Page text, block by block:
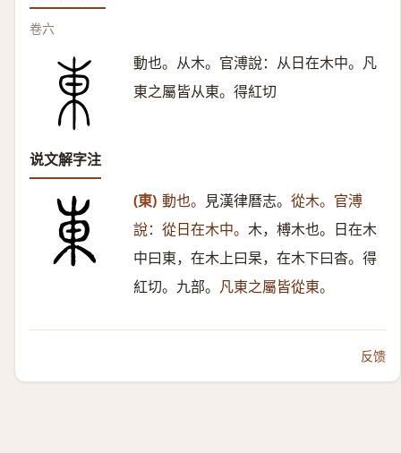
卷六
動也。从木。官溥說：从日在木中。凡
東之屬皆从東。得紅切
说文解字注
(東) 動也。 見漢律曆志。 從木。官溥
說：從日在木中。 木，榑木也。日在木
中曰東，在木上曰杲，在木下曰杳。得
紅切。九部。 凡東之屬皆從東。
反馈